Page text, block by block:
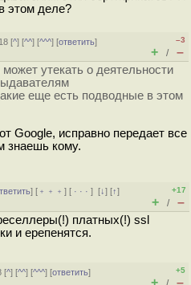
этом деле?
[^] [^^] [^^^] [ответить]
–3
+ / –
утекать о деятельности
еще есть подводные в этом
Google, исправно передает все
знаешь кому.
] [ ﹢﹢﹢] [ · · ·][↓] [↑]
+17
+ / –
платных(!) ssl
и ерепенятся.
[^] [^^] [^^^] [ответить]
+5
+ –